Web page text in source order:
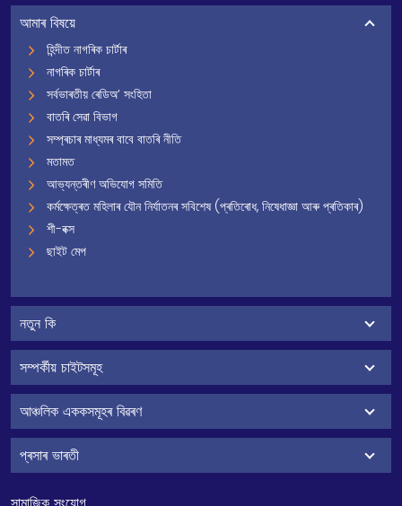
আমাৰ বিষয়ে
হিন্দীত নাগৰিক চাৰ্টাৰ
নাগৰিক চাৰ্টাৰ
সৰ্বভাৰতীয় ৰেডিঅ’ সংহিতা
বাতৰি সেৱা বিভাগ
সম্প্ৰচাৰ মাধ্যমৰ বাবে বাতৰি নীতি
মতামত
আভ্যন্তৰীণ অভিযোগ সমিতি
কৰ্মক্ষেত্ৰত মহিলাৰ যৌন নিৰ্যাতনৰ সবিশেষ (প্ৰতিৰোধ, নিষেধাজ্ঞা আৰু প্ৰতিকাৰ)
শী-বক্স
ছাইট মেপ
নতুন কি
সম্পৰ্কীয় চাইটসমূহ
আঞ্চলিক এককসমূহৰ বিৱৰণ
প্ৰসাৰ ভাৰতী